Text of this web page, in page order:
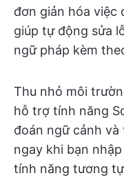
đơn giản hóa việc
giúp tự động sửa
ngữ pháp kèm
Thu nhỏ môi
hỗ trợ tính năng
đoán ngữ cảnh
ngay khi bạn
tính năng tương